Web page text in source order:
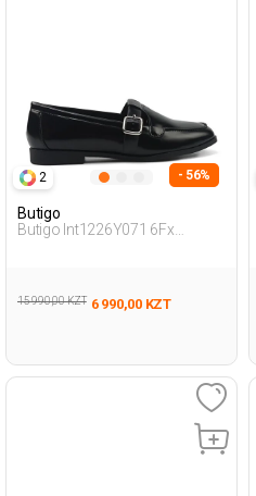
2 - 56%
Butigo
Butigo Int1226Y071 6Fx
15 990,00 KZT 6 990,00 KZT